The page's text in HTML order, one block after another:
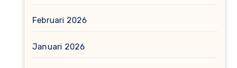
Februari 2026
Januari 2026